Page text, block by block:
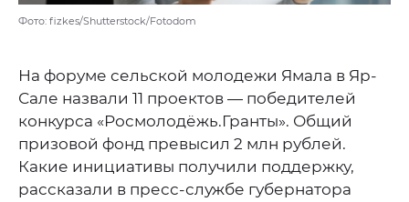
Фото: fizkes/Shutterstock/Fotodom
На форуме сельской молодежи Ямала в Яр-
Сале назвали 11 проектов — победителей
конкурса «Росмолодёжь.Гранты». Общий
призовой фонд превысил 2 млн рублей.
Какие инициативы получили поддержку,
рассказали в пресс-службе губернатора